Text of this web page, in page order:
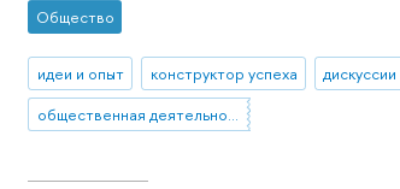
Общество
идеи и опыт конструктор успеха дискуссии
общественная деятельность